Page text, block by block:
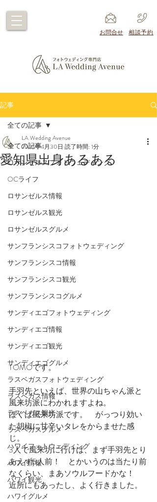
​お問合せ ​相談予約
記事
全ての記事
ロサンゼルスフォトウェディング
OCライフ
ロサンゼルス情報
ロサンゼルス観光
ロサンゼルスグルメ
サンフランシスコフォトウェディング
サンフランシスコ情報
サンフランシスコ観光
サンフランシスコグルメ
サンディエゴフォトウェディング
サンディエゴ情報
サンディエゴ観光
サンディエゴグルメ
ラスベガスフォトウェディング
ラスベガス情報
ラスベガス観光
ラスベガスグルメ
ハワイフォトウェディング
ハワイ情報
ハワイ観光
ハワイグルメ
全ての記事
愛知県出身あるある
LA Wedding Avenue
2023年4月30日 読了時間: 1分
TOMOです。
手羽先といえば、世界の山ちゃん派と
風来坊派にわかれますよね。
ぼくは風来坊派です。　がっつり効い
た胡椒に甘辛いタレをからませた感
じ。
3人で風来坊に行けば、まず手羽先とり
あえず5人前！　とかいうのは当たり前
なくらい、まあソウルフードかな！
近所にもあったし、よく行きました。